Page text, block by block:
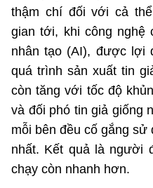
thậm chí đối với cả
gian tới, khi công nghệ
nhân tạo (AI), được lợi
quá trình sản xuất tin
còn tăng với tốc độ
và đối phó tin giả giống
mỗi bên đều cố gắng sử
nhất. Kết quả là người
chạy còn nhanh hơn.